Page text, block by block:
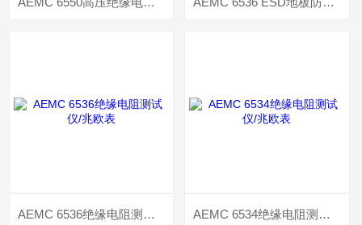
AEMC 6536绝缘电阻测试仪/兆欧表 AEMC 6534绝缘电阻测试仪/兆欧表